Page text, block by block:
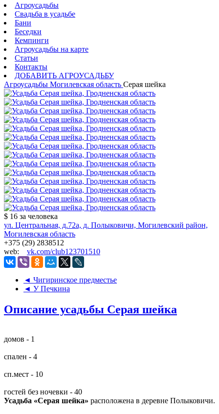
Агроусадьбы
Свадьба в усадьбе
Бани
Беседки
Кемпинги
Агроусадьбы на карте
Статьи
Контакты
ДОБАВИТЬ АГРОУСАДЬБУ
Агроусадьбы Могилевская область Серая шейка
$ 16 за человека
ул. Центральная, д.72а, д. Полыковичи, Могилевский район,
Могилевская область
+375 (29) 2838512
web: vk.com/club123701510
◄ Чигиринское предместье
◄ У Печкина
Описание усадьбы Серая шейка
домов - 1
спален - 4
сп.мест - 10
гостей без ночевки - 40
Усадьба «Серая шейка» расположена в деревне Полыковичи.